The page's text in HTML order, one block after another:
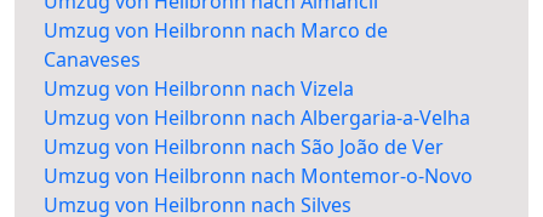
Umzug von Heilbronn nach Marco de
Canaveses
Umzug von Heilbronn nach Vizela
Umzug von Heilbronn nach Albergaria-a-Velha
Umzug von Heilbronn nach São João de Ver
Umzug von Heilbronn nach Montemor-o-Novo
Umzug von Heilbronn nach Silves